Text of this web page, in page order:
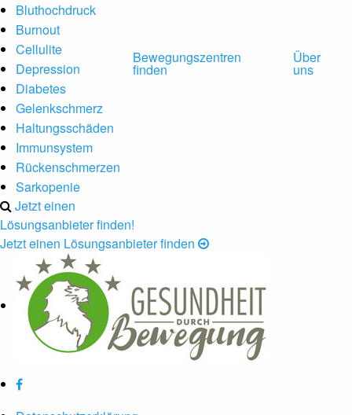
Bluthochdruck
Burnout
Cellulite
Depression
Diabetes
Gelenkschmerz
Haltungsschäden
Immunsystem
Rückenschmerzen
Sarkopenie
Bewegungszentren
finden
Über
uns
Jetzt einen
Lösungsanbieter finden!
Jetzt einen Lösungsanbieter finden